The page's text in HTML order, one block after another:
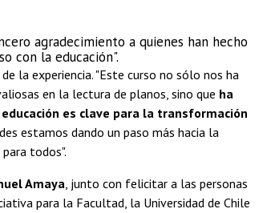
agradecimiento a quienes han hecho
con la educación".
la experiencia. "Este curso no sólo nos ha
en la lectura de planos, sino que ha
es clave para la transformación
estamos dando un paso más hacia la
todos".
Amaya , junto con felicitar a las personas
para la Facultad, la Universidad de Chile